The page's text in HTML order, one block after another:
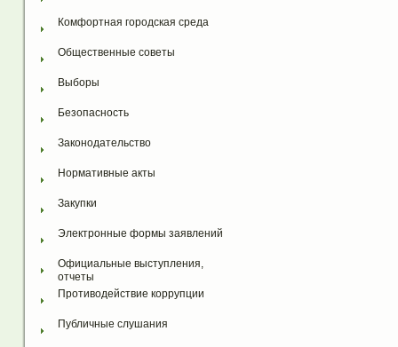
Комфортная городская среда
Общественные советы
Выборы
Безопасность
Законодательство
Нормативные акты
Закупки
Электронные формы заявлений
Официальные выступления,
отчеты
Противодействие коррупции
Публичные слушания